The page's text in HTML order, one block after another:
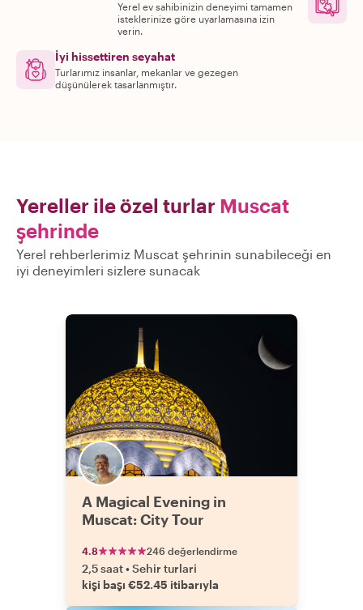
Yerel ev sahibinizin deneyimi tamamen
isteklerinize göre uyarlamasına izin
verin.
İyi hissettiren seyahat
Turlarımız insanlar, mekanlar ve gezegen
düşünülerek tasarlanmıştır.
Yereller ile özel turlar Muscat
şehrinde
Yerel rehberlerimiz Muscat şehrinin sunabileceği en
iyi deneyimleri sizlere sunacak
A Magical Evening in
Muscat: City Tour
4.8 246 değerlendirme
2,5 saat•Sehir turlari
kişi başı €52.45 itibarıyla